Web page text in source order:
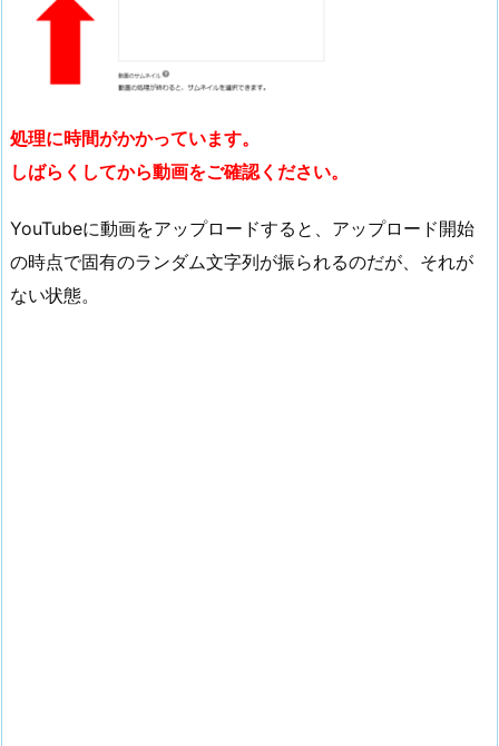
処理に時間がかかっています。
しばらくしてから動画をご確認ください。
YouTubeに動画をアップロードすると、アップロード開始
の時点で固有のランダム文字列が振られるのだが、それが
ない状態。